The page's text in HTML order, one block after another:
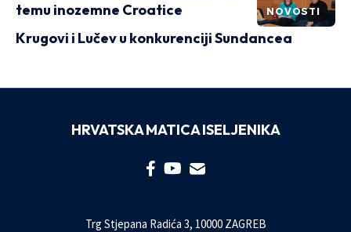
NOVOSTI
temu inozemne Croatice
Krugovi i Lučev u konkurenciji Sundancea
HRVATSKA MATICA ISELJENIKA
Trg Stjepana Radića 3, 10000 ZAGREB